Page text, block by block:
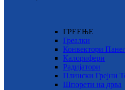
ГРЕЕЊЕ
Греалки
Конвектори
Калорифери
Радијатори
Плински Грејни
Шпорети на дрва